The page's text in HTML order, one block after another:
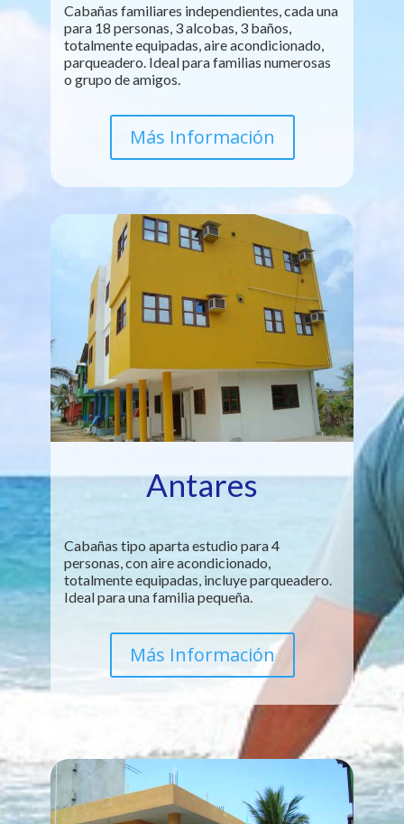
Cabañas familiares independientes, cada una
para 18 personas, 3 alcobas, 3 baños,
totalmente equipadas, aire acondicionado,
parqueadero. Ideal para familias numerosas
o grupo de amigos.
Más Información
Antares
Cabañas tipo aparta estudio para 4
personas, con aire acondicionado,
totalmente equipadas, incluye parqueadero.
Ideal para una familia pequeña.
Más Información